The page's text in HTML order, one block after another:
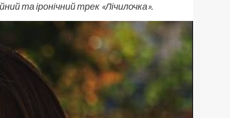
та іронічний трек «Лічилочка».